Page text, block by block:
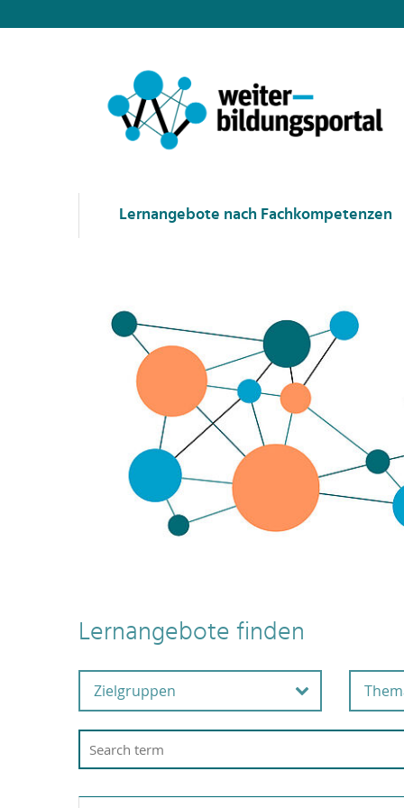
Lernangebote nach Fachkompetenzen
Lernangebote finden
Zielgruppen
Alle Beschäftigten
Beschäftigte in der
ng